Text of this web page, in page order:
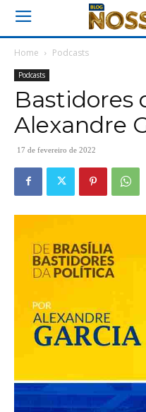
Home Podcasts
Podcasts
Bastidores
Alexandre
17 de fevereiro de 2022